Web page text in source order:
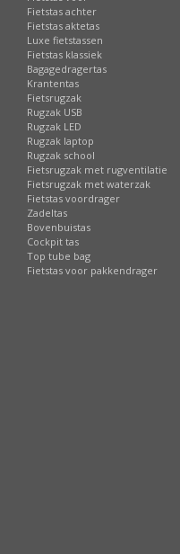
Fietstas achter
Fietstas aktetas
Luxe fietstassen
Fietstas klassiek
Bagagedragertas
Krantentas
Fietsrugzak
Rugzak USB
Rugzak LED
Rugzak laptop
Rugzak school
Fietsrugzak met rugventilatie
Fietsrugzak met waterzak
Fietstas voordrager
Zadeltas
Bovenbuistas
Cockpit tas
Top tube bag
Fietstas voor pakkendrager